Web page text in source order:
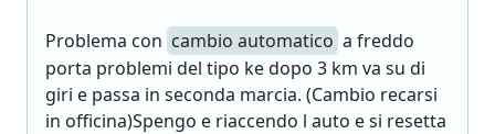
Problema con cambio automatico a freddo
porta problemi del tipo ke dopo 3 km va su di
giri e passa in seconda marcia. (Cambio recarsi
in officina)Spengo e riaccendo l auto e si resetta